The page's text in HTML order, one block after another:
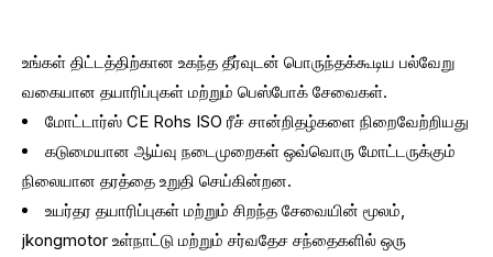
உங்கள் திட்டத்திற்கான உகந்த தீர்வுடன் பொருந்தக்கூடிய பல்வேறு
வகையான தயாரிப்புகள் மற்றும் பெஸ்போக் சேவைகள்.
மோட்டார்ஸ் CE Rohs ISO ரீச் சான்றிதழ்களை நிறைவேற்றியது
கடுமையான ஆய்வு நடைமுறைகள் ஒவ்வொரு மோட்டருக்கும்
நிலையான தரத்தை உறுதி செய்கின்றன.
உயர்தர தயாரிப்புகள் மற்றும் சிறந்த சேவையின் மூலம்,
jkongmotor உள்நாட்டு மற்றும் சர்வதேச சந்தைகளில் ஒரு